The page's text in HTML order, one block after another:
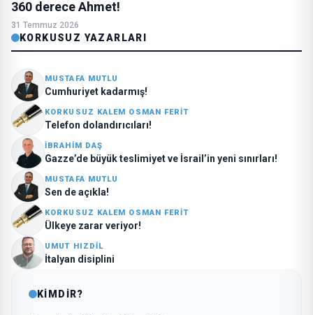
360 derece Ahmet!
31 Temmuz 2026
KORKUSUZ YAZARLARI
MUSTAFA MUTLU
Cumhuriyet kadarmış!
KORKUSUZ KALEM OSMAN FERIT
Telefon dolandırıcıları!
İBRAHIM DAŞ
Gazze’de büyük teslimiyet ve İsrail’in yeni sınırları!
MUSTAFA MUTLU
Sen de açıkla!
KORKUSUZ KALEM OSMAN FERIT
Ülkeye zarar veriyor!
UMUT HIZDIL
İtalyan disiplini
KİMDİR?